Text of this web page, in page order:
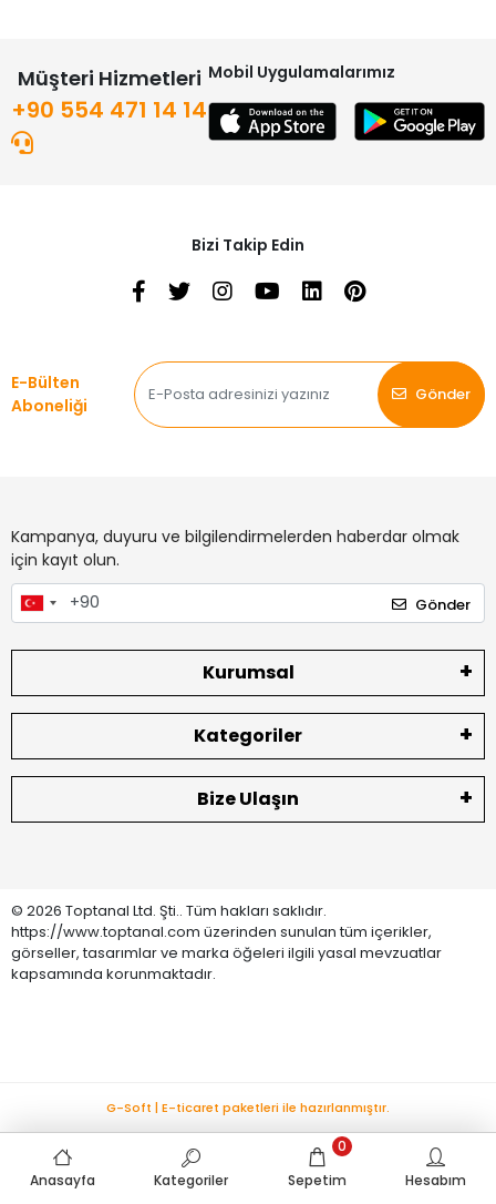
Müşteri Hizmetleri
+90 554 471 14 14
Mobil Uygulamalarımız
Bizi Takip Edin
E-Bülten
Aboneliği
Gönder
Kampanya, duyuru ve bilgilendirmelerden haberdar olmak
için kayıt olun.
Gönder
Kurumsal
Kategoriler
Bize Ulaşın
© 2026 Toptanal Ltd. Şti.. Tüm hakları saklıdır.
https://www.toptanal.com üzerinden sunulan tüm içerikler,
görseller, tasarımlar ve marka öğeleri ilgili yasal mevzuatlar
kapsamında korunmaktadır.
Anasayfa Kategoriler Sepetim
0
Hesabım
G-Soft | E-ticaret paketleri ile hazırlanmıştır.